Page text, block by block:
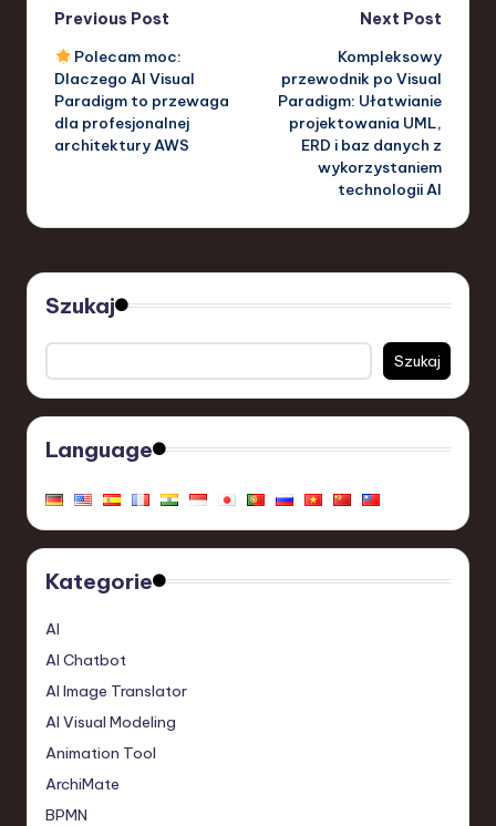
Post
navigation
Previous Post
Polecam moc:
Dlaczego AI Visual
Paradigm to przewaga
dla profesjonalnej
architektury AWS
Next Post
Kompleksowy
przewodnik po Visual
Paradigm: Ułatwianie
projektowania UML,
ERD i baz danych z
wykorzystaniem
technologii AI
Szukaj
Szukaj
Language
Kategorie
AI
AI Chatbot
AI Image Translator
AI Visual Modeling
Animation Tool
ArchiMate
BPMN